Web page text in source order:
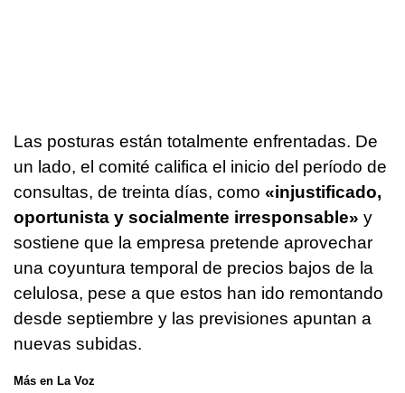
Las posturas están totalmente enfrentadas. De
un lado, el comité califica el inicio del período de
consultas, de treinta días, como «injustificado,
oportunista y socialmente irresponsable» y
sostiene que la empresa pretende aprovechar
una coyuntura temporal de precios bajos de la
celulosa, pese a que estos han ido remontando
desde septiembre y las previsiones apuntan a
nuevas subidas.
Más en La Voz